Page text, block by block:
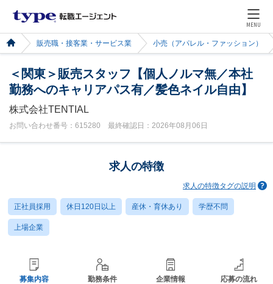
MENU
販売職・接客業・サービス業 小売（アパレル・ファッション）
＜関東＞販売スタッフ【個人ノルマ無／本社
勤務へのキャリアパス有／髪色ネイル自由】
株式会社TENTIAL
お問い合わせ番号：615280 最終確認日：2026年08月06日
求人の特徴
求人の特徴タグの説明
正社員採用 休日120日以上 産休・育休あり 学歴不問
上場企業
募集内容 勤務条件 企業情報 応募の流れ